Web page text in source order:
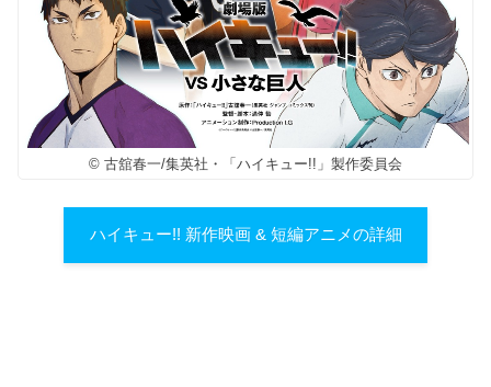
© 古舘春一/集英社・「ハイキュー!!」製作委員会
ハイキュー!! 新作映画 & 短編アニメの詳細